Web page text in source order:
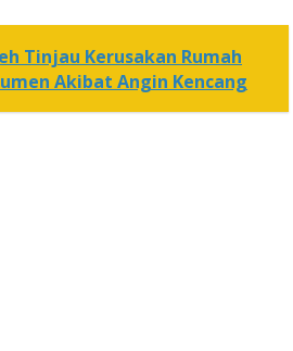
Tinjau Kerusakan Rumah
Akibat Angin Kencang